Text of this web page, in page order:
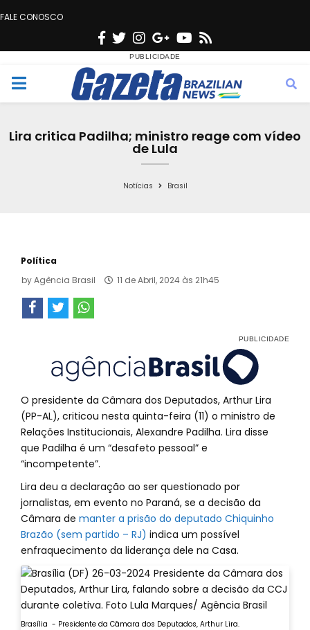
FALE CONOSCO
F
c
e
o
T
w
i
t
e
n
s
t
g
r
a
G
o
o
g
e
Y
u
t
b
s
M
Lira critica Padilha; ministro reage com vídeo
de Lula
Notícias Brasil
Política
byAgência Brasil 11 de Abril, 2024 às 21h45
O presidente da Câmara dos Deputados, Arthur Lira
(PP-AL), criticou nesta quinta-feira (11) o ministro de
Relações Institucionais, Alexandre Padilha. Lira disse
que Padilha é um “desafeto pessoal” e
“incompetente”.
Lira deu a declaração ao ser questionado por
jornalistas, em evento no Paraná, se a decisão da
Câmara de manter a prisão do deputado Chiquinho
Brazão (sem partido – RJ) indica um possível
enfraquecimento da liderança dele na Casa.
Brasília - Presidente da Câmara dos Deputados, Arthur Lira.